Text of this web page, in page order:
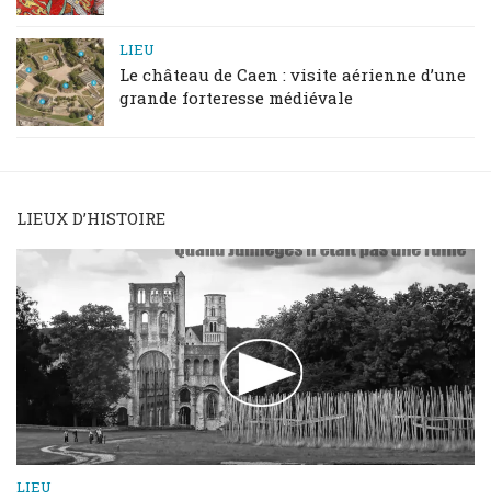
LIEU
Le château de Caen : visite aérienne d’une
grande forteresse médiévale
LIEUX D’HISTOIRE
LIEU